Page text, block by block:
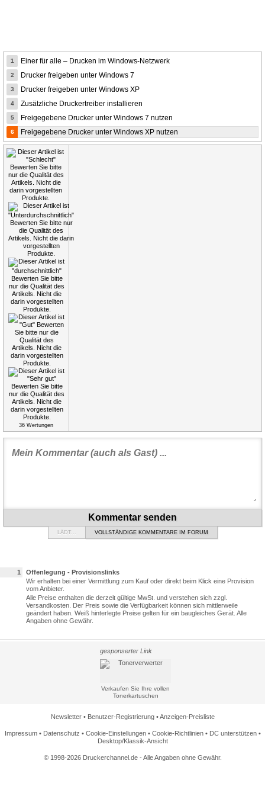
1 Einer für alle – Drucken im Windows-Netzwerk
2 Drucker freigeben unter Windows 7
3 Drucker freigeben unter Windows XP
4 Zusätzliche Druckertreiber installieren
5 Freigegebene Drucker unter Windows 7 nutzen
6 Freigegebene Drucker unter Windows XP nutzen
36Wertungen
Kommentar senden
LÄDT... VOLLSTÄNDIGE KOMMENTARE IM FORUM
1
Offenlegung - Provisionslinks
Wir erhalten bei einer Vermittlung zum Kauf oder direkt beim Klick eine Provision
vom Anbieter.
Alle Preise enthalten die derzeit gültige MwSt. und verstehen sich zzgl.
Versandkosten. Der Preis sowie die Verfügbarkeit können sich mittlerweile
geändert haben. Weiß hinterlegte Preise gelten für ein baugleiches Gerät. Alle
Angaben ohne Gewähr.
gesponserter Link
Verkaufen Sie Ihre vollen
Tonerkartuschen
Newsletter• Benutzer-Registrierung•Anzeigen-Preisliste
Impressum• Datenschutz • Cookie-Einstellungen• Cookie-Richtlinien• DC unterstützen•
Desktop/Klassik-Ansicht
© 1998-2026 Druckerchannel.de - Alle Angaben ohne Gewähr.